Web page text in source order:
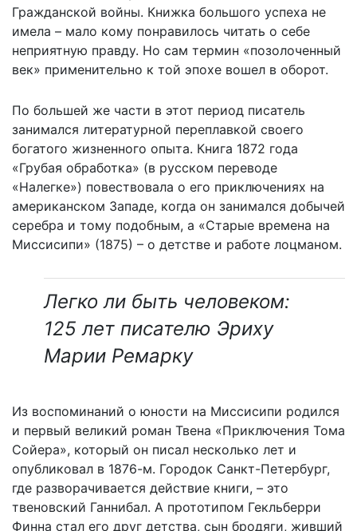
Гражданской войны. Книжка большого успеха не
имела – мало кому понравилось читать о себе
неприятную правду. Но сам термин «позолоченный
век» применительно к той эпохе вошел в оборот.
По большей же части в этот период писатель
занимался литературной переплавкой своего
богатого жизненного опыта. Книга 1872 года
«Грубая обработка» (в русском переводе
«Налегке») повествовала о его приключениях на
американском Западе, когда он занимался добычей
серебра и тому подобным, а «Старые времена на
Миссисипи» (1875) – о детстве и работе лоцманом.
Легко ли быть человеком:
125 лет писателю Эриху
Марии Ремарку
Из воспоминаний о юности на Миссисипи родился
и первый великий роман Твена «Приключения Тома
Сойера», который он писал несколько лет и
опубликовал в 1876-м. Городок Санкт-Петербург,
где разворачивается действие книги, – это
твеновский Ганнибал. А прототипом Гекльберри
Финна стал его друг детства, сын бродяги, живший